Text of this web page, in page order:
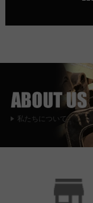
私たちについて